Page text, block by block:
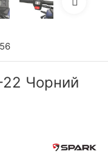
22 Чорний